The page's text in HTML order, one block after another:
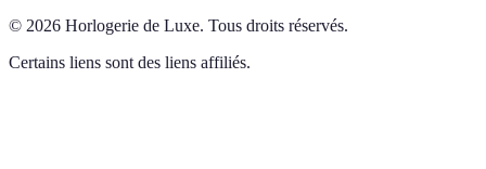
© 2026 Horlogerie de Luxe. Tous droits réservés.
Certains liens sont des liens affiliés.